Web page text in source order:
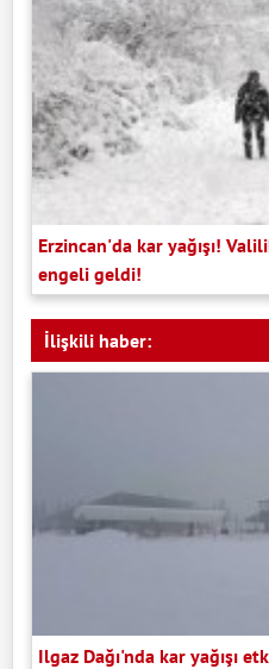
Erzincan'da kar yağışı!
engeli geldi!
İlişkili haber:
Ilgaz Dağı'nda kar yağışı